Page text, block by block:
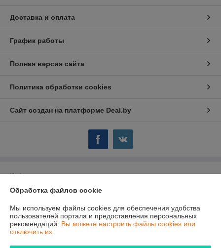
Доставка и оплата
График работы
Полная версия сайта
Политика обработки cookies
Сайт создан на платформе Deal.by
Информация для покупателя
Юридическое лицо:Общество с ограниченной ответственностью
220015, г. Минск, ул. Гурского, д. 3, каб. 34.
Регистрационный номер ЕГР: 192545537
Обработка файлов cookie
Мы используем файлы cookies для обеспечения удобства
пользователей портала и предоставления персональных
рекомендаций. Вы можете настроить файлы cookies или
отключить их.